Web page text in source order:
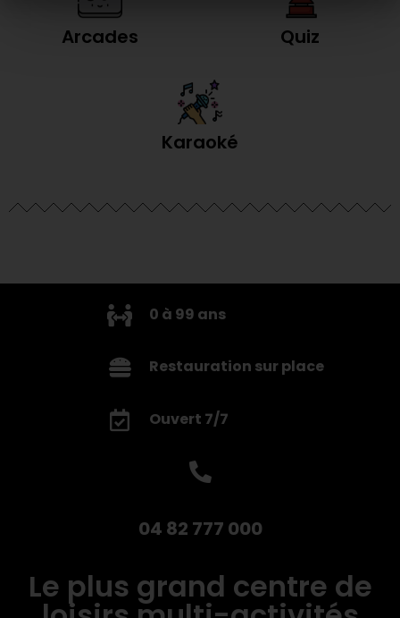
Arcades Quiz
Karaoké
0 à 99 ans
Restauration sur place
Ouvert 7/7
04 82 777 000
Le plus grand centre de